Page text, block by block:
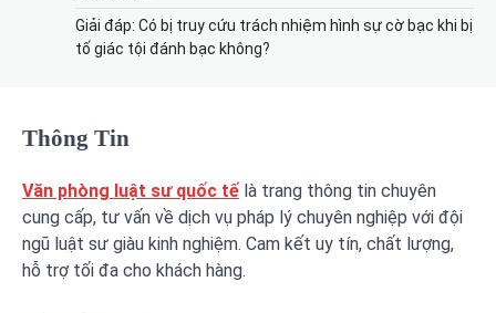
Giải đáp: Có bị truy cứu trách nhiệm hình sự cờ bạc khi bị
tố giác tội đánh bạc không?
Thông Tin
Văn phòng luật sư quốc tế là trang thông tin chuyên
cung cấp, tư vấn về dịch vụ pháp lý chuyên nghiệp với đội
ngũ luật sư giàu kinh nghiệm. Cam kết uy tín, chất lượng,
hỗ trợ tối đa cho khách hàng.